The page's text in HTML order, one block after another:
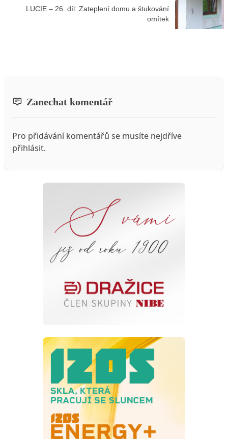
LUCIE – 26. díl: Zateplení domu a štukování
omítek
Zanechat komentář
Pro přidávání komentářů se musíte nejdříve
přihlásit.